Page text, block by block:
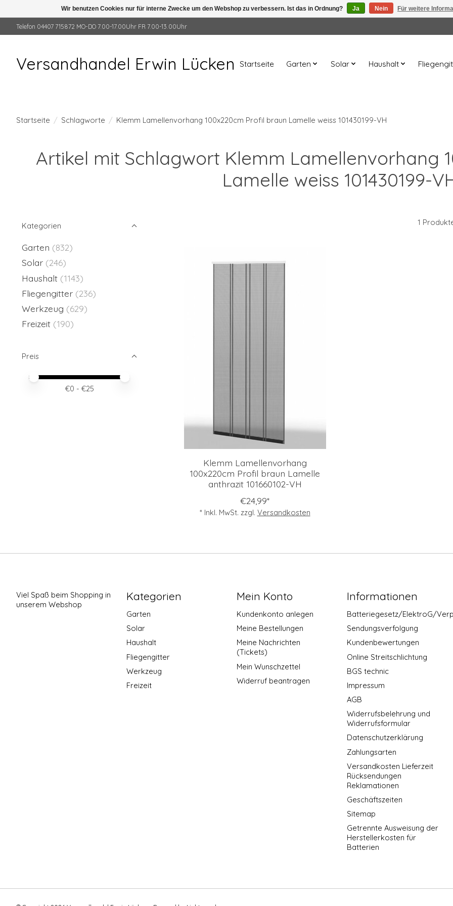
Telefon 04407 715872 MO-DO 7.00-17.00Uhr FR 7.00-13.00Uhr
Versandhandel Erwin Lücken Startseite Garten Solar Haushalt
Startseite / Schlagworte / Klemm Lamellenvorhang 100x220cm Profil braun Lamelle weiss 101430199-VH
Artikel mit Schlagwort Klemm Lamellenvorhang
Lamelle weiss 101430199-
Kategorien
Garten (832)
Solar (246)
Haushalt (1143)
Fliegengitter (236)
Werkzeug (629)
Freizeit (190)
Preis
Preis – Mindestwert
Price maximum value
€0 - €25
1
Klemm Lamellenvorhang
100x220cm Profil braun Lamelle
anthrazit 101660102-VH
€24,99*
* Inkl. MwSt. zzgl. Versandkosten
Viel Spaß beim Shopping in
unserem Webshop
Kategorien
Garten
Solar
Haushalt
Fliegengitter
Werkzeug
Freizeit
Mein Konto
Kundenkonto anlegen
Meine Bestellungen
Meine Nachrichten
(Tickets)
Mein Wunschzettel
Widerruf beantragen
Informationen
Batteriegesetz/ElektroG/
Sendungsverfolgung
Kundenbewertungen
Online Streitschlichtung
BGS technic
Impressum
AGB
Widerrufsbelehrung und
Widerrufsformular
Datenschutzerklärung
Zahlungsarten
Versandkosten Lieferzeit
Rücksendungen
Reklamationen
Geschäftszeiten
Sitemap
Getrennte Ausweisung der
Herstellerkosten für
Batterien
Wir benutzen Cookies nur für interne Zwecke um den Webshop zu verbessern. Ist das in Ordnung? Ja Nein Für weitere